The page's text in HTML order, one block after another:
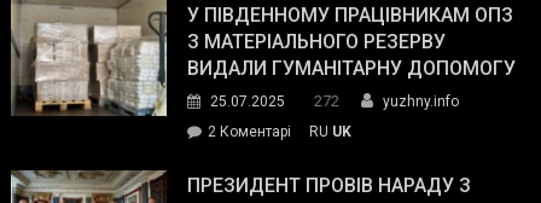
завойовує
симпатії
виборців
The
Street
У ПІВДЕННОМУ ПРАЦІВНИКАМ ОПЗ
З МАТЕРІАЛЬНОГО РЕЗЕРВУ
ВИДАЛИ ГУМАНІТАРНУ ДОПОМОГУ
25.07.2025 272
yuzhny.info
2 Коментарі
Південному
RU UK
ПРЕЗИДЕНТ ПРОВІВ НАРАДУ З